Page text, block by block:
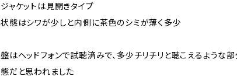
ジャケットは見開きタイプ
状態はシワが少しと内側に茶色のシミが薄く多少
盤はヘッドフォンで試聴済みで、多少チリチリと聴こえるよう
態だと思われました